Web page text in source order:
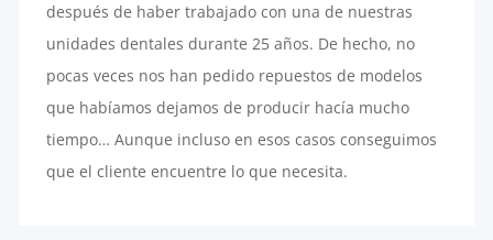
después de haber trabajado con una de nuestras
unidades dentales durante 25 años. De hecho, no
pocas veces nos han pedido repuestos de modelos
que habíamos dejamos de producir hacía mucho
tiempo… Aunque incluso en esos casos conseguimos
que el cliente encuentre lo que necesita.